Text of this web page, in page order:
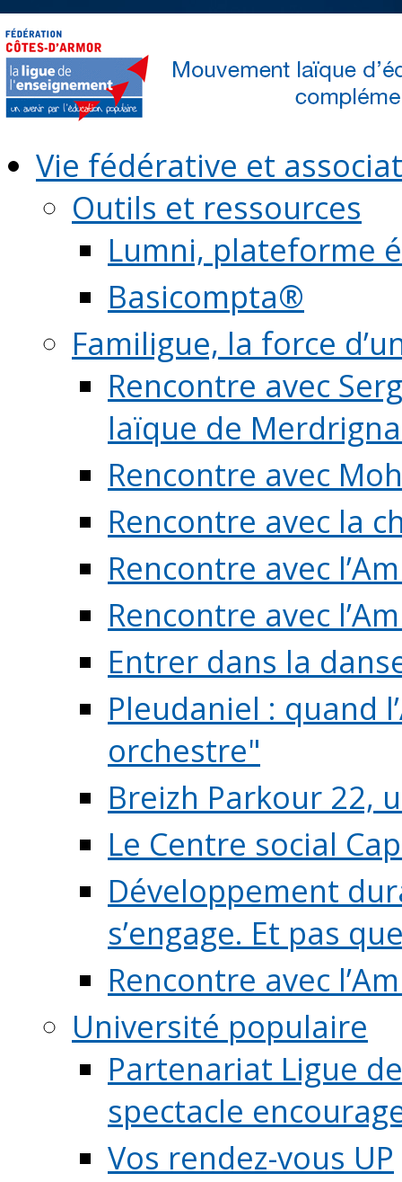
Vie fédérative et
Outils et ressources
Lumni, plateforme
Basicompta®
Familigue, la force
Rencontre avec
laïque de
Rencontre avec
Rencontre avec la
Rencontre avec
Rencontre avec
Entrer dans la
Pleudaniel : quand
orchestre"
Breizh Parkour 22,
Le Centre social
Développement
s’engage. Et pas
Rencontre avec
Université populaire
Partenariat Ligue
spectacle
Vos rendez-vous UP